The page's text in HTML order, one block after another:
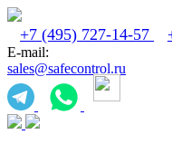
+7 (495) 727-14-57
E-mail:
sales@safecontrol.ru